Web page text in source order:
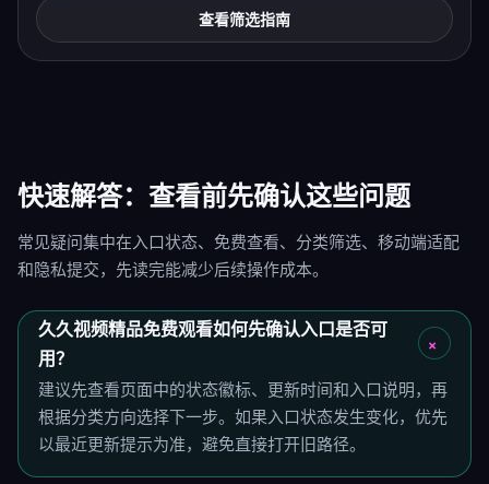
查看筛选指南
快速解答：查看前先确认这些问题
常见疑问集中在入口状态、免费查看、分类筛选、移动端适配
和隐私提交，先读完能减少后续操作成本。
久久视频精品免费观看如何先确认入口是否可
用？
建议先查看页面中的状态徽标、更新时间和入口说明，再
根据分类方向选择下一步。如果入口状态发生变化，优先
以最近更新提示为准，避免直接打开旧路径。